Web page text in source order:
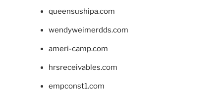
queensushipa.com
wendyweimerdds.com
ameri-camp.com
hrsreceivables.com
empconst1.com